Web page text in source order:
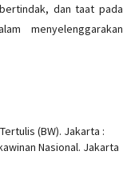
dan taat pada
menyelenggarakan
(BW). Jakarta :
Nasional. Jakarta